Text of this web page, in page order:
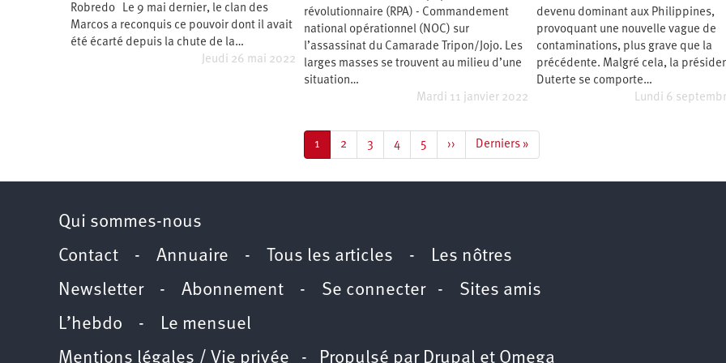
Robredo Le 9 mai dernier, le clan des
Marcos a reconquis ce pouvoir dont il avait
été écarté depuis la chute de la…
Jeudi 26 mai 2022
révolutionnaire (RPA) - Commandement
national opérationnel (NOC) sur
l’assassinat du Camarade Tripon/Jojo. Les
larges masses se trouvent au milieu d’une
situation…
Mardi 11 janvier 2022
devenu dominant aux Philippines,
provoquant une nouvelle vague de
contaminations, plus grave que la
précédente. Malgré cela, la
Duterte se comporte…
Lundi 6
Page
courante
1 Page
2 Page
3 Page
4 Page
5
Page
suivante
››
Dernière
page
Derniers »
Qui sommes-nous
Contact - Annuaire - Tous les articles - Les nôtres
Newsletter- Abonnement - Se connecter- Sites amis
L’hebdo - Le mensuel
Mentions légales / Vie privée - Propulsé par Drupal et Omega